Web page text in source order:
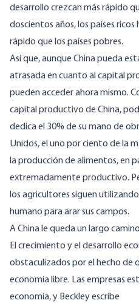
desarrollo crezcan más rápido
doscientos años, los países
rápido que los países pobres.
Así que, aunque China pueda
atrasada en cuanto al capital
pueden acceder ahora mismo.
capital productivo de China,
dedica el 30% de su mano de
Unidos, el uno por ciento de la
la producción de alimentos, en
extremadamente productivo.
los agricultores siguen
humano para arar sus campos.
A China le queda un largo
El crecimiento y el desarrollo
obstaculizados por el hecho de
economía libre. Las empresas
economía, y Beckley escribe